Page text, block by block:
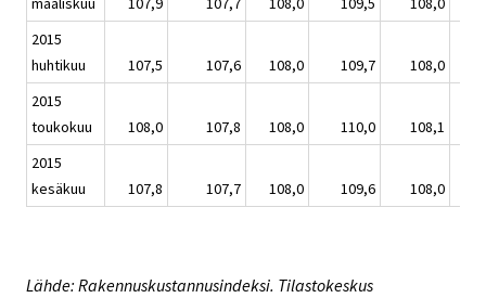
2015
huhtikuu
107,5 107,6 108,0 109,7
108,0
2015
toukokuu
108,0 107,8 108,0 110,0
108,1
2015
kesäkuu
107,8 107,7 108,0 109,6 108,0
Lähde: Rakennuskustannusindeksi. Tilastokeskus